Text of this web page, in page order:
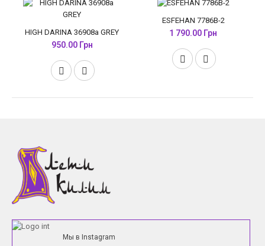
HIGH DARINA 36908a GREY
950.00 Грн
ESFEHAN 7786B-2
1 790.00 Грн
Мы в Instagram